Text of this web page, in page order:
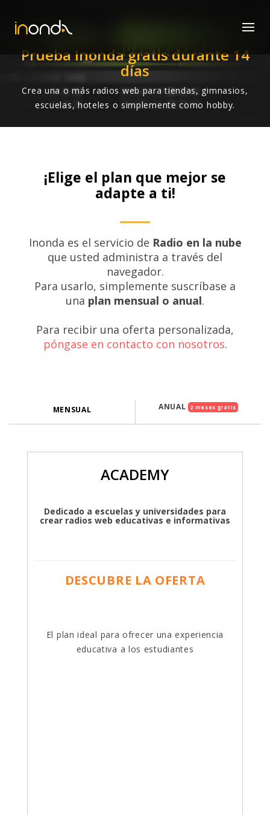
Prueba Inonda gratis durante 14
días
Crea una o más radios web para tiendas, gimnasios,
escuelas, hoteles o simplemente como hobby.
¡Elige el plan que mejor se
adapte a ti!
Inonda es el servicio de Radio en la nube
que usted administra a través del
navegador.
Para usarlo, simplemente suscríbase a
una plan mensual o anual.
Para recibir una oferta personalizada,
póngase en contacto con nosotros.
MENSUAL ANUAL 2 meses gratis
ACADEMY
Dedicado a escuelas y universidades para
crear radios web educativas e informativas
DESCUBRE LA OFERTA
El plan ideal para ofrecer una experiencia
educativa a los estudiantes